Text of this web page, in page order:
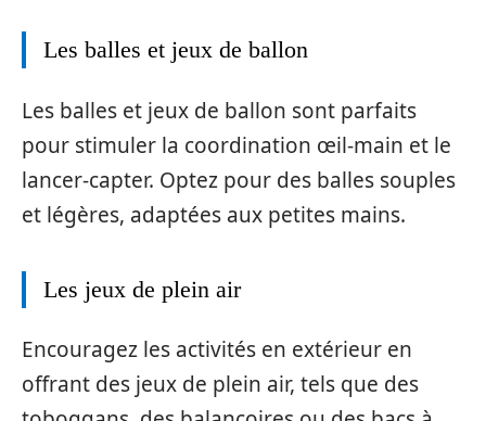
Les balles et jeux de ballon
Les balles et jeux de ballon sont parfaits
pour stimuler la coordination œil-main et le
lancer-capter. Optez pour des balles souples
et légères, adaptées aux petites mains.
Les jeux de plein air
Encouragez les activités en extérieur en
offrant des jeux de plein air, tels que des